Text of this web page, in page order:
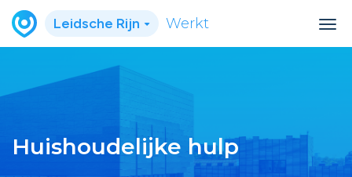
Leidsche Rijn Werkt
Huishoudelijke hulp